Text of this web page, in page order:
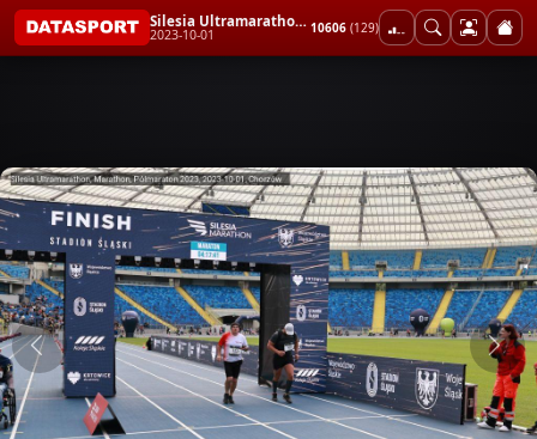
Silesia Ultramarathon, Marathon, Półmaraton 2023
2023-10-01 10606 (129)